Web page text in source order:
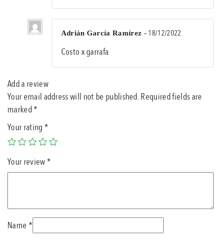
of
5
of
Adrián García Ramírez – 18/12/2022
Costo x garrafa
Add a review
Your email address will not be published.Required fields are
marked*
Your rating *
Your review*
Name *